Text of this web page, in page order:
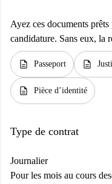
Ayez ces documents
candidature. Sans eux, la
description Passeport description
description Pièce d’identité
Type de contrat
Journalier
Pour les mois au cours